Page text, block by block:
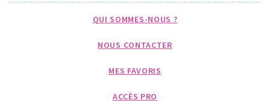
QUI SOMMES-NOUS ?
NOUS CONTACTER
MES FAVORIS
ACCÈS PRO